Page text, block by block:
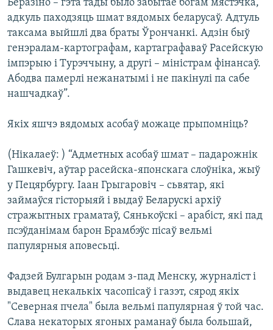
Беразіно – гэта тады было забытае богам мястэчка,
адкуль паходзяць шмат вядомых беларусаў. Адтуль
таксама выйшлі два браты Ўрончанкі. Адзін быў
генэралам-картографам, картаграфаваў Расейскую
імпэрыю і Турэччыну, а другі – міністрам фінансаў.
Абодва памерлі нежанатымі і не пакінулі па сабе
нашчадкаў”.
Якіх яшчэ вядомых асобаў можаце прыпомніць?
(Нікалаеў: ) “Адметных асобаў шмат – падарожнік
Гашкевіч, аўтар расейска-японскага слоўніка, жыў
у Пецярбургу. Іаан Грыгаровіч – сьвятар, які
займаўся гісторыяй і выдаў Беларускі архіў
стражытных граматаў, Сянькоўскі – арабіст, які пад
псэўданімам барон Брамбэўс пісаў вельмі
папулярныя аповесьці.
Фадзей Булгарын родам з-пад Менску, журналіст і
выдавец некалькіх часопісаў і газэт, сярод якіх
"Северная пчела" была вельмі папулярная ў той час.
Слава некаторых ягоных раманаў была большай,